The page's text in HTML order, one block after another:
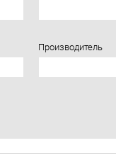
Производитель